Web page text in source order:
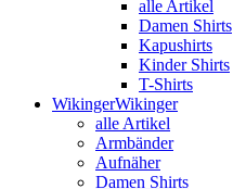
alle Artikel
Damen Shirts
Kapushirts
Kinder Shirts
T-Shirts
WikingerWikinger
alle Artikel
Armbänder
Aufnäher
Damen Shirts